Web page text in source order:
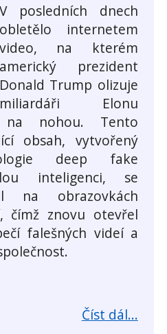
V posledních dnech
obletělo internetem
video, na kterém
americký prezident
Donald Trump olizuje
miliardáři Elonu
na nohou. Tento
obsah, vytvořený
deep fake
inteligenci, se
na obrazovkách
čímž znovu otevřel
falešných videí a
Číst dál...